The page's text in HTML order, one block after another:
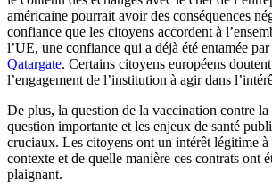
américaine pourrait avoir des conséquences
confiance que les citoyens accordent à
l’UE, une confiance qui a déjà été entamée par
Qatargate. Certains citoyens européens
l’engagement de l’institution à agir dans
De plus, la question de la vaccination contre
question importante et les enjeux de santé
cruciaux. Les citoyens ont un intérêt légitime à
contexte et de quelle manière ces contrats ont
plaignant.